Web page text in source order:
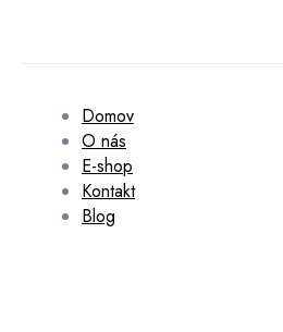
Domov
O nás
E-shop
Kontakt
Blog